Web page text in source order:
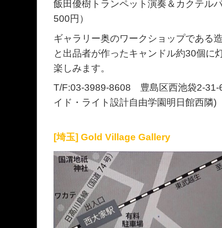
飯田優樹トランペット演奏＆カクテル
500円）
ギャラリー奥のワークショップである
と出品者が作ったキャンドル約30個に
楽しみます。
T/F:03-3989-8608 豊島区西池袋2-31-
イド・ライト設計自由学園明日館西隣
[埼玉] Gold Village Gallery